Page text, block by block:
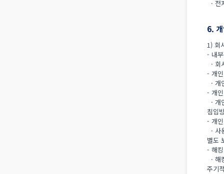
·
6.
1) 회
- 내
·
- 개
·
- 개
·
침입
- 개
·
별도
- 해
·
주기